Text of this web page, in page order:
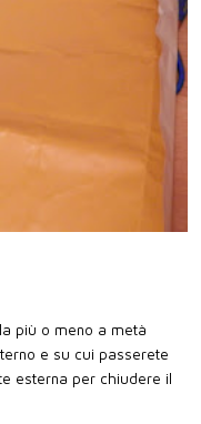
più o meno a metà
e su cui passerete
esterna per chiudere il